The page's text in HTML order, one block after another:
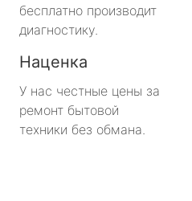
бесплатно производит
диагностику.
Наценка
У нас честные цены за
ремонт бытовой
техники без обмана.